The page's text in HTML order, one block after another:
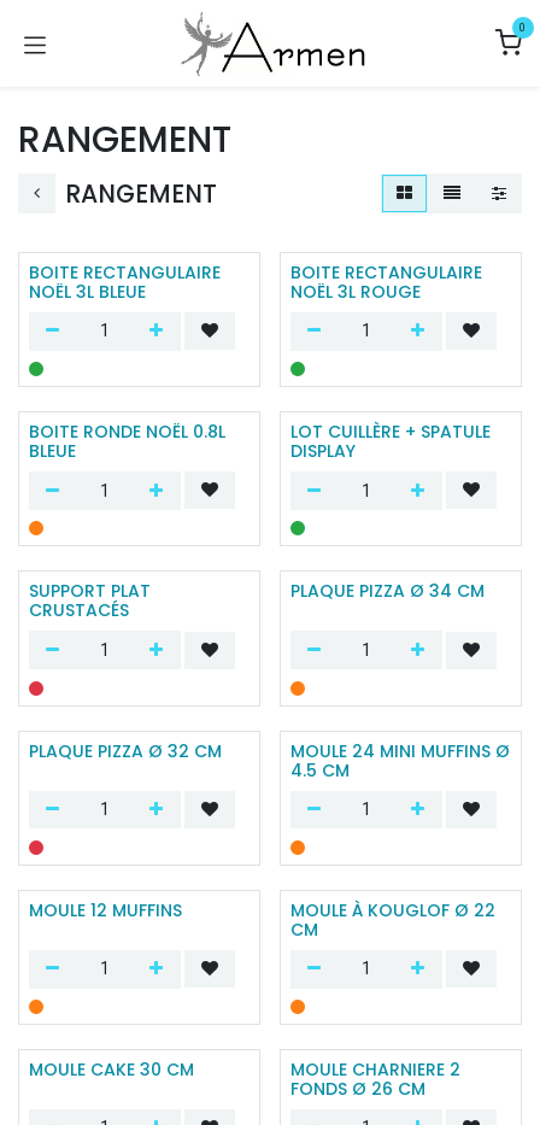
0
RANGEMENT
RANGEMENT
BOITE RECTANGULAIRE
NOËL 3L BLEUE
BOITE RECTANGULAIRE
NOËL 3L ROUGE
BOITE RONDE NOËL 0.8L
BLEUE
LOT CUILLÈRE + SPATULE
DISPLAY
SUPPORT PLAT
CRUSTACÉS
PLAQUE PIZZA Ø 34 CM
PLAQUE PIZZA Ø 32 CM
MOULE 24 MINI MUFFINS Ø
4.5 CM
MOULE 12 MUFFINS
MOULE À KOUGLOF Ø 22
CM
MOULE CAKE 30 CM
MOULE CHARNIERE 2
FONDS Ø 26 CM